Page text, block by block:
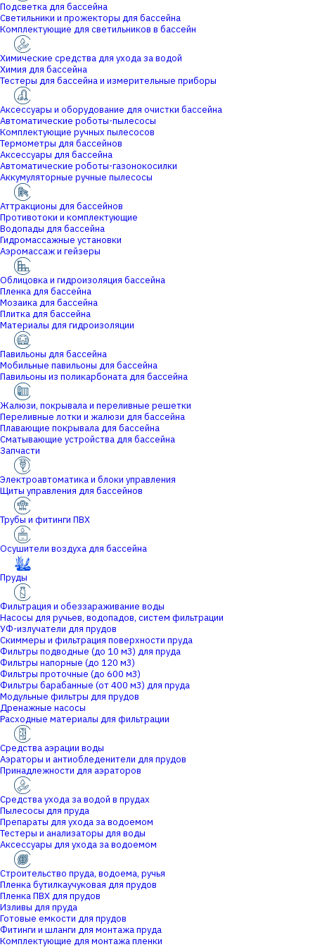
Подсветка для бассейна
Светильники и прожекторы для бассейна
Комплектующие для светильников в бассейн
Химические средства для ухода за водой
Химия для бассейна
Тестеры для бассейна и измерительные приборы
Аксессуары и оборудование для очистки бассейна
Автоматические роботы-пылесосы
Комплектующие ручных пылесосов
Термометры для бассейнов
Аксессуары для бассейна
Автоматические роботы-газонокосилки
Аккумуляторные ручные пылесосы
Аттракционы для бассейнов
Противотоки и комплектующие
Водопады для бассейна
Гидромассажные установки
Аэромассаж и гейзеры
Облицовка и гидроизоляция бассейна
Пленка для бассейна
Мозаика для бассейна
Плитка для бассейна
Материалы для гидроизоляции
Павильоны для бассейна
Мобильные павильоны для бассейна
Павильоны из поликарбоната для бассейна
Жалюзи, покрывала и переливные решетки
Переливные лотки и жалюзи для бассейна
Плавающие покрывала для бассейна
Сматывающие устройства для бассейна
Запчасти
Электроавтоматика и блоки управления
Щиты управления для бассейнов
Трубы и фитинги ПВХ
Осушители воздуха для бассейна
Пруды
Фильтрация и обеззараживание воды
Насосы для ручьев, водопадов, систем фильтрации
УФ-излучатели для прудов
Скиммеры и фильтрация поверхности пруда
Фильтры подводные (до 10 м3) для пруда
Фильтры напорные (до 120 м3)
Фильтры проточные (до 600 м3)
Фильтры барабанные (от 400 м3) для пруда
Модульные фильтры для прудов
Дренажные насосы
Расходные материалы для фильтрации
Средства аэрации воды
Аэраторы и антиобледенители для прудов
Принадлежности для аэраторов
Средства ухода за водой в прудах
Пылесосы для пруда
Препараты для ухода за водоемом
Тестеры и анализаторы для воды
Аксессуары для ухода за водоемом
Строительство пруда, водоема, ручья
Пленка бутилкаучуковая для прудов
Пленка ПВХ для прудов
Изливы для пруда
Готовые емкости для прудов
Фитинги и шланги для монтажа пруда
Комплектующие для монтажа пленки